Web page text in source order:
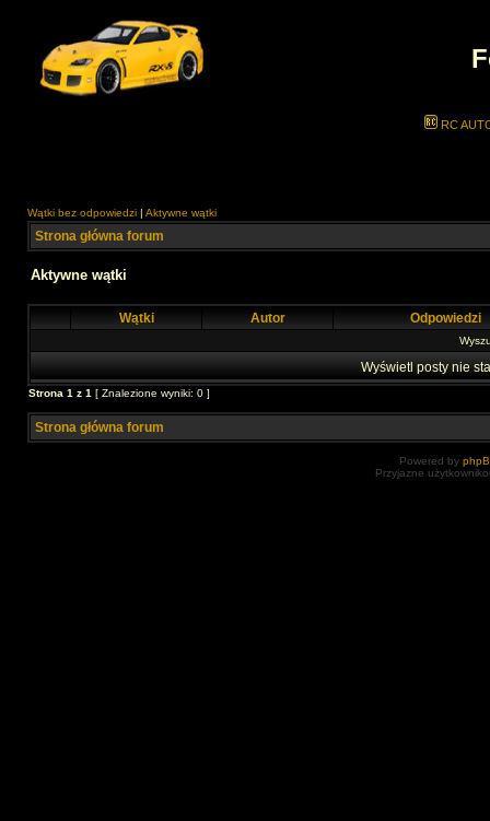
RC
Wątki bez odpowiedzi | Aktywne wątki
Strona główna forum
Aktywne wątki
Wątki Autor Odpowiedzi
Wyświetl posty nie
Strona 1 z 1 [ Znalezione wyniki: 0 ]
Strona główna forum
Powered by
Przyjazne